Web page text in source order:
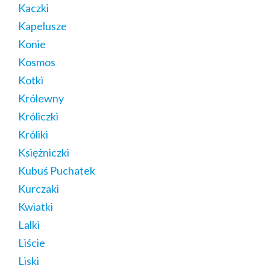
Kaczki
Kapelusze
Konie
Kosmos
Kotki
Królewny
Króliczki
Króliki
Księżniczki
Kubuś Puchatek
Kurczaki
Kwiatki
Lalki
Liście
Liski